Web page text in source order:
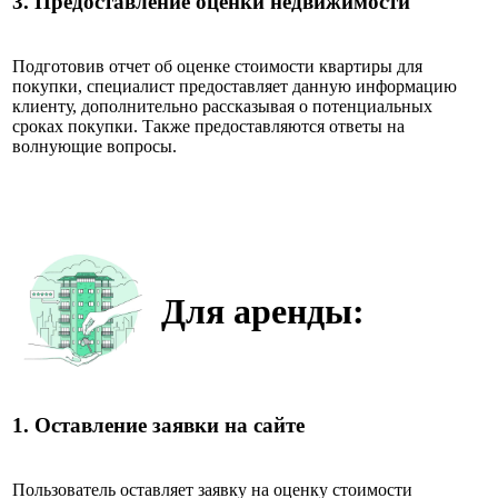
Подготовив отчет об оценке стоимости квартиры для
покупки, специалист предоставляет данную информацию
клиенту, дополнительно рассказывая о потенциальных
сроках покупки. Также предоставляются ответы на
волнующие вопросы.
Для аренды:
1. Оставление заявки на сайте
Пользователь оставляет заявку на оценку стоимости